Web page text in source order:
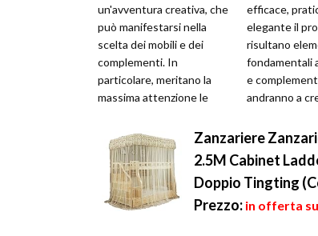
un'avventura creativa, che
può manifestarsi nella
scelta dei mobili e dei
complementi. In
particolare, meritano la
massima attenzione le
tavoli e le sedie, ele...
efficace,
elegante il
risultano
fondamentali
e
andranno a
verde, un
Zanzariere
2.5M Cabinet
Doppio Tingting
Prezzo: in offerta